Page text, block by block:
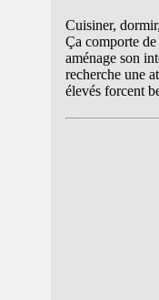
Cuisiner,
Ça comporte
aménage son
recherche une
élevés forcent